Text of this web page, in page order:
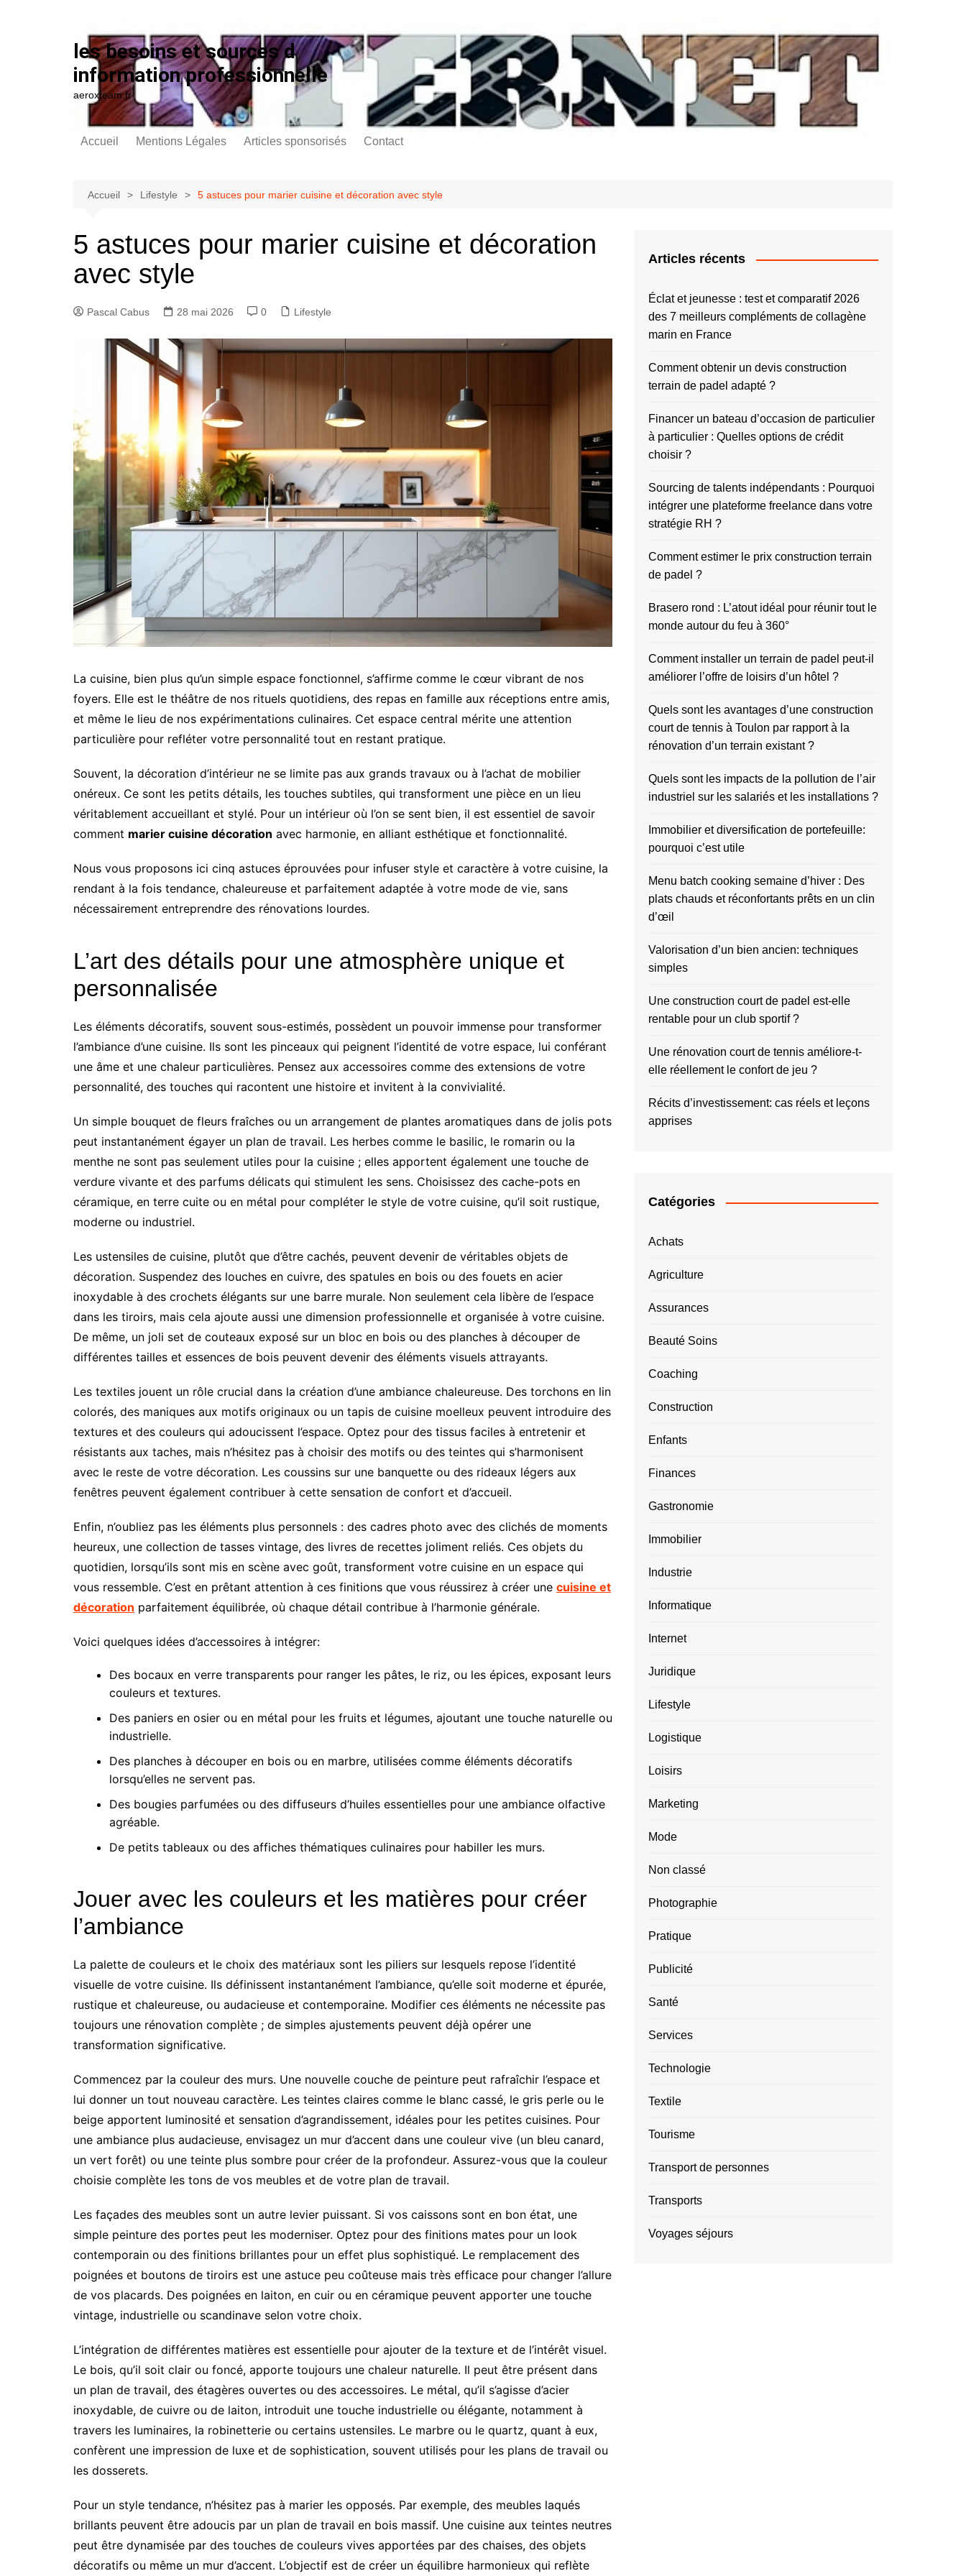
les besoins et sources d
information professionnelle
aeroxteam.fr
Accueil Mentions Légales Articles sponsorisés Contact
Accueil Lifestyle 5 astuces pour marier cuisine et décoration avec style
5 astuces pour marier cuisine et décoration
avec style
Pascal Cabus 28 mai 2026 0 Lifestyle
La cuisine, bien plus qu’un simple espace fonctionnel, s’affirme comme le cœur vibrant de nos
foyers. Elle est le théâtre de nos rituels quotidiens, des repas en famille aux réceptions entre amis,
et même le lieu de nos expérimentations culinaires. Cet espace central mérite une attention
particulière pour refléter votre personnalité tout en restant pratique.
Souvent, la décoration d’intérieur ne se limite pas aux grands travaux ou à l’achat de mobilier
onéreux. Ce sont les petits détails, les touches subtiles, qui transforment une pièce en un lieu
véritablement accueillant et stylé. Pour un intérieur où l’on se sent bien, il est essentiel de savoir
comment marier cuisine décoration avec harmonie, en alliant esthétique et fonctionnalité.
Nous vous proposons ici cinq astuces éprouvées pour infuser style et caractère à votre cuisine, la
rendant à la fois tendance, chaleureuse et parfaitement adaptée à votre mode de vie, sans
nécessairement entreprendre des rénovations lourdes.
L’art des détails pour une atmosphère unique et
personnalisée
Les éléments décoratifs, souvent sous-estimés, possèdent un pouvoir immense pour transformer
l’ambiance d’une cuisine. Ils sont les pinceaux qui peignent l’identité de votre espace, lui conférant
une âme et une chaleur particulières. Pensez aux accessoires comme des extensions de votre
personnalité, des touches qui racontent une histoire et invitent à la convivialité.
Un simple bouquet de fleurs fraîches ou un arrangement de plantes aromatiques dans de jolis pots
peut instantanément égayer un plan de travail. Les herbes comme le basilic, le romarin ou la
menthe ne sont pas seulement utiles pour la cuisine ; elles apportent également une touche de
verdure vivante et des parfums délicats qui stimulent les sens. Choisissez des cache-pots en
céramique, en terre cuite ou en métal pour compléter le style de votre cuisine, qu’il soit rustique,
moderne ou industriel.
Les ustensiles de cuisine, plutôt que d’être cachés, peuvent devenir de véritables objets de
décoration. Suspendez des louches en cuivre, des spatules en bois ou des fouets en acier
inoxydable à des crochets élégants sur une barre murale. Non seulement cela libère de l’espace
dans les tiroirs, mais cela ajoute aussi une dimension professionnelle et organisée à votre cuisine.
De même, un joli set de couteaux exposé sur un bloc en bois ou des planches à découper de
différentes tailles et essences de bois peuvent devenir des éléments visuels attrayants.
Les textiles jouent un rôle crucial dans la création d’une ambiance chaleureuse. Des torchons en lin
colorés, des maniques aux motifs originaux ou un tapis de cuisine moelleux peuvent introduire des
textures et des couleurs qui adoucissent l’espace. Optez pour des tissus faciles à entretenir et
résistants aux taches, mais n’hésitez pas à choisir des motifs ou des teintes qui s’harmonisent
avec le reste de votre décoration. Les coussins sur une banquette ou des rideaux légers aux
fenêtres peuvent également contribuer à cette sensation de confort et d’accueil.
Enfin, n’oubliez pas les éléments plus personnels : des cadres photo avec des clichés de moments
heureux, une collection de tasses vintage, des livres de recettes joliment reliés. Ces objets du
quotidien, lorsqu’ils sont mis en scène avec goût, transforment votre cuisine en un espace qui
vous ressemble. C’est en prêtant attention à ces finitions que vous réussirez à créer une cuisine et
décoration parfaitement équilibrée, où chaque détail contribue à l’harmonie générale.
Voici quelques idées d’accessoires à intégrer:
Des bocaux en verre transparents pour ranger les pâtes, le riz, ou les épices, exposant leurs
couleurs et textures.
Des paniers en osier ou en métal pour les fruits et légumes, ajoutant une touche naturelle ou
industrielle.
Des planches à découper en bois ou en marbre, utilisées comme éléments décoratifs
lorsqu’elles ne servent pas.
Des bougies parfumées ou des diffuseurs d’huiles essentielles pour une ambiance olfactive
agréable.
De petits tableaux ou des affiches thématiques culinaires pour habiller les murs.
Jouer avec les couleurs et les matières pour créer
l’ambiance
La palette de couleurs et le choix des matériaux sont les piliers sur lesquels repose l’identité
visuelle de votre cuisine. Ils définissent instantanément l’ambiance, qu’elle soit moderne et épurée,
rustique et chaleureuse, ou audacieuse et contemporaine. Modifier ces éléments ne nécessite pas
toujours une rénovation complète ; de simples ajustements peuvent déjà opérer une
transformation significative.
Commencez par la couleur des murs. Une nouvelle couche de peinture peut rafraîchir l’espace et
lui donner un tout nouveau caractère. Les teintes claires comme le blanc cassé, le gris perle ou le
beige apportent luminosité et sensation d’agrandissement, idéales pour les petites cuisines. Pour
une ambiance plus audacieuse, envisagez un mur d’accent dans une couleur vive (un bleu canard,
un vert forêt) ou une teinte plus sombre pour créer de la profondeur. Assurez-vous que la couleur
choisie complète les tons de vos meubles et de votre plan de travail.
Les façades des meubles sont un autre levier puissant. Si vos caissons sont en bon état, une
simple peinture des portes peut les moderniser. Optez pour des finitions mates pour un look
contemporain ou des finitions brillantes pour un effet plus sophistiqué. Le remplacement des
poignées et boutons de tiroirs est une astuce peu coûteuse mais très efficace pour changer l’allure
de vos placards. Des poignées en laiton, en cuir ou en céramique peuvent apporter une touche
vintage, industrielle ou scandinave selon votre choix.
L’intégration de différentes matières est essentielle pour ajouter de la texture et de l’intérêt visuel.
Le bois, qu’il soit clair ou foncé, apporte toujours une chaleur naturelle. Il peut être présent dans
un plan de travail, des étagères ouvertes ou des accessoires. Le métal, qu’il s’agisse d’acier
inoxydable, de cuivre ou de laiton, introduit une touche industrielle ou élégante, notamment à
travers les luminaires, la robinetterie ou certains ustensiles. Le marbre ou le quartz, quant à eux,
confèrent une impression de luxe et de sophistication, souvent utilisés pour les plans de travail ou
les dosserets.
Pour un style tendance, n’hésitez pas à marier les opposés. Par exemple, des meubles laqués
brillants peuvent être adoucis par un plan de travail en bois massif. Une cuisine aux teintes neutres
peut être dynamisée par des touches de couleurs vives apportées par des chaises, des objets
décoratifs ou même un mur d’accent. L’objectif est de créer un équilibre harmonieux qui reflète
Articles récents
Éclat et jeunesse : test et comparatif 2026
des 7 meilleurs compléments de collagène
marin en France
Comment obtenir un devis construction
terrain de padel adapté ?
Financer un bateau d’occasion de particulier
à particulier : Quelles options de crédit
choisir ?
Sourcing de talents indépendants : Pourquoi
intégrer une plateforme freelance dans votre
stratégie RH ?
Comment estimer le prix construction terrain
de padel ?
Brasero rond : L’atout idéal pour réunir tout le
monde autour du feu à 360°
Comment installer un terrain de padel peut-il
améliorer l’offre de loisirs d’un hôtel ?
Quels sont les avantages d’une construction
court de tennis à Toulon par rapport à la
rénovation d’un terrain existant ?
Quels sont les impacts de la pollution de l’air
industriel sur les salariés et les installations ?
Immobilier et diversification de portefeuille:
pourquoi c’est utile
Menu batch cooking semaine d’hiver : Des
plats chauds et réconfortants prêts en un clin
d’œil
Valorisation d’un bien ancien: techniques
simples
Une construction court de padel est-elle
rentable pour un club sportif ?
Une rénovation court de tennis améliore-t-
elle réellement le confort de jeu ?
Récits d’investissement: cas réels et leçons
apprises
Catégories
Achats
Agriculture
Assurances
Beauté Soins
Coaching
Construction
Enfants
Finances
Gastronomie
Immobilier
Industrie
Informatique
Internet
Juridique
Lifestyle
Logistique
Loisirs
Marketing
Mode
Non classé
Photographie
Pratique
Publicité
Santé
Services
Technologie
Textile
Tourisme
Transport de personnes
Transports
Voyages séjours